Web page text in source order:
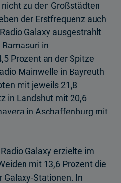
zu den Großstädten
der Erstfrequenz auch
Galaxy ausgestrahlt
in
Prozent an der Spitze
Mainwelle in Bayreuth
mit jeweils 21,8
in Landshut mit 20,6
in Aschaffenburg mit
Galaxy erzielte im
mit 13,6 Prozent die
Galaxy-Stationen. In